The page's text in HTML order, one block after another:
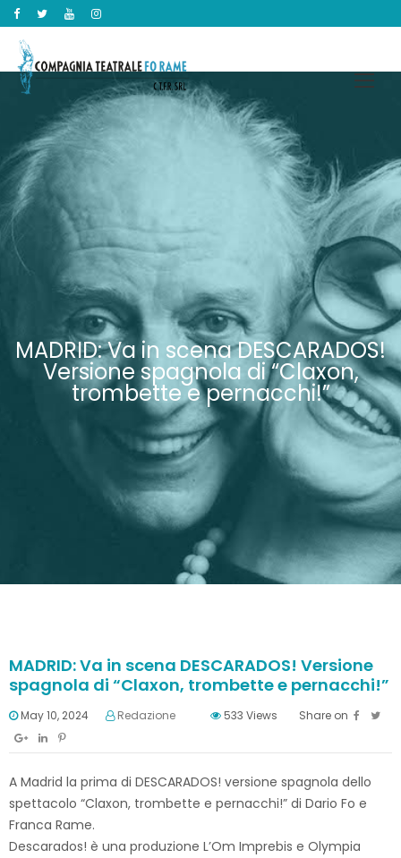
MADRID: Va in scena DESCARADOS!
Versione spagnola di “Claxon,
trombette e pernacchi!”
MADRID: Va in scena DESCARADOS! Versione
spagnola di “Claxon, trombette e pernacchi!”
May 10, 2024 Redazione 533 Views Share on
A Madrid la prima di DESCARADOS! versione spagnola dello
spettacolo “Claxon, trombette e pernacchi!” di Dario Fo e
Franca Rame.
Descarados! è una produzione L’Om Imprebis e Olympia